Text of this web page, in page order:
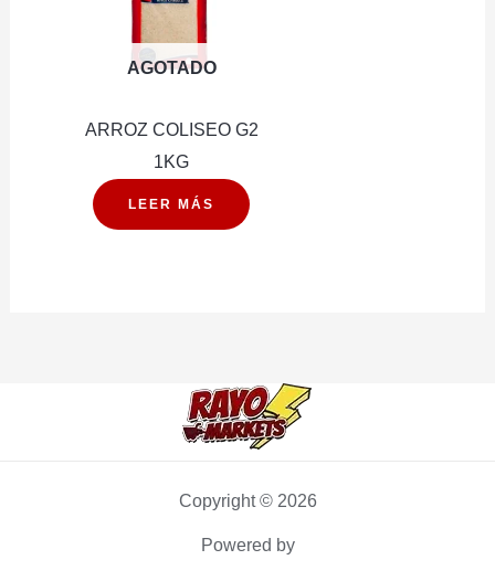
AGOTADO
ARROZ COLISEO G2
1KG
LEER MÁS
Copyright © 2026
Powered by